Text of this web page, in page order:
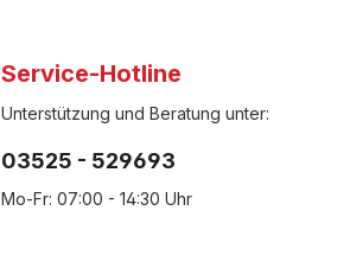
Service-Hotline
Unterstützung und Beratung unter:
03525 - 529693
Mo-Fr: 07:00 - 14:30 Uhr